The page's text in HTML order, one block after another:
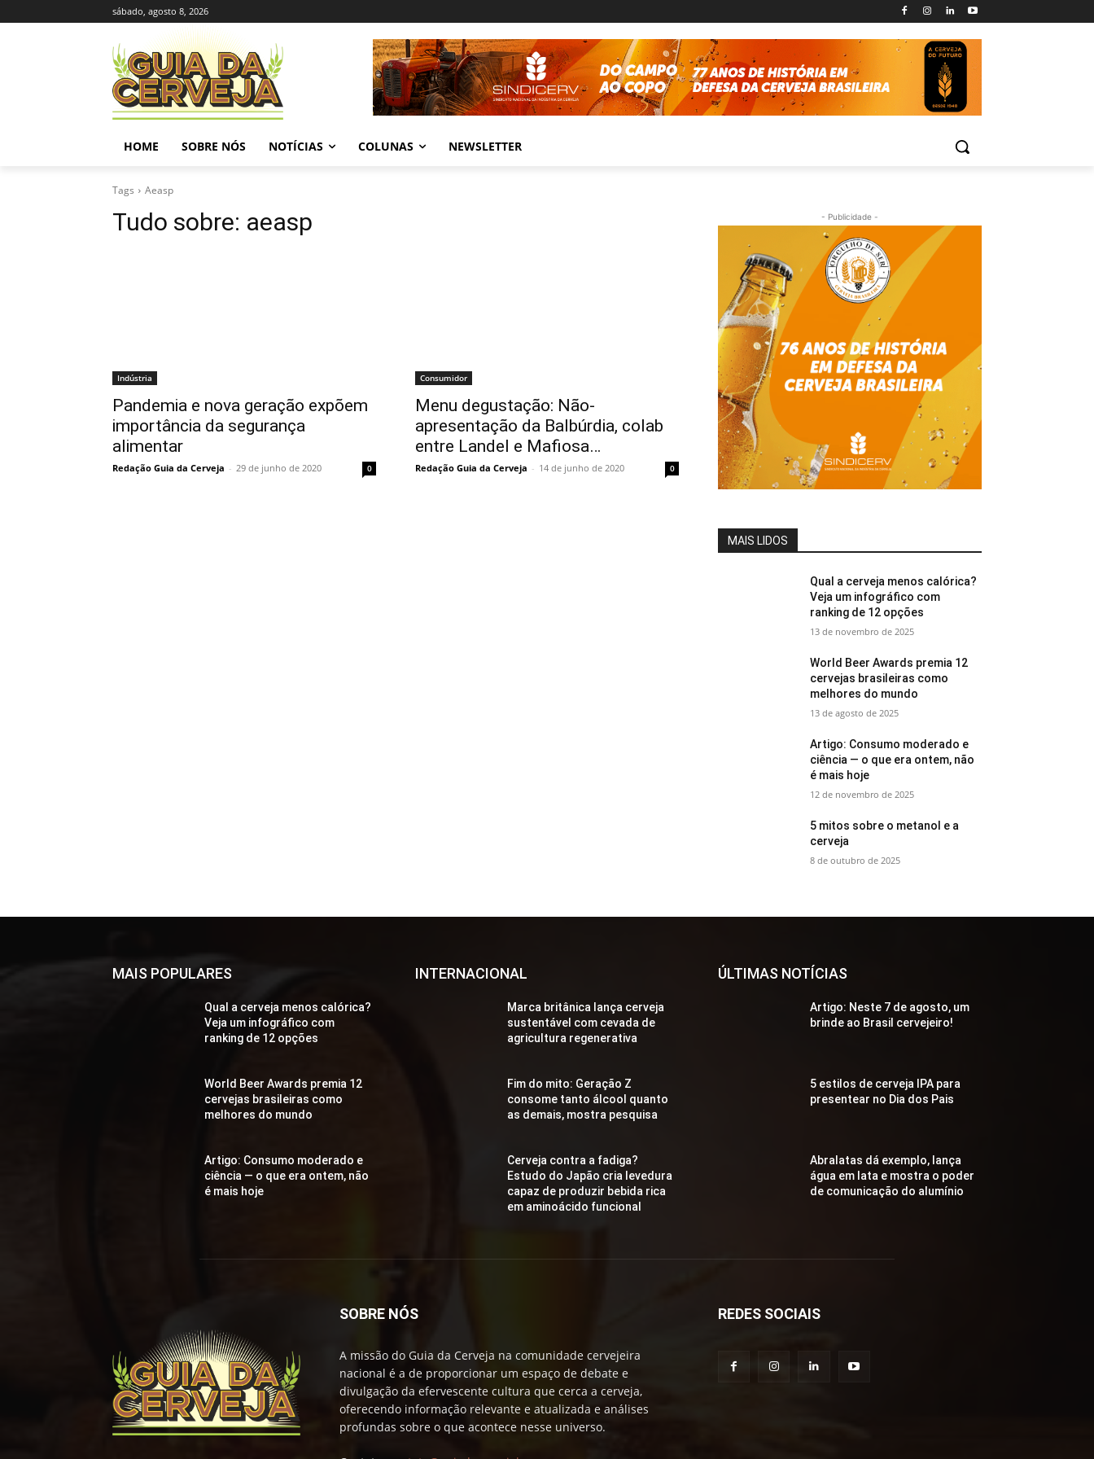
sábado, agosto 8, 2026
HOME SOBRE NÓS NOTÍCIAS COLUNAS NEWSLETTER
Tags Aeasp
Tudo sobre: aeasp
Indústria
Pandemia e nova geração expõem
importância da segurança
alimentar
Redação Guia da Cerveja - 29 de junho de 2020 0
Consumidor
Menu degustação: Não-
apresentação da Balbúrdia, colab
entre Landel e Mafiosa…
Redação Guia da Cerveja - 14 de junho de 2020 0
- Publicidade -
MAIS LIDOS
Qual a cerveja menos calórica?
Veja um infográfico com
ranking de 12 opções
13 de novembro de 2025
World Beer Awards premia 12
cervejas brasileiras como
melhores do mundo
13 de agosto de 2025
Artigo: Consumo moderado e
ciência — o que era ontem, não
é mais hoje
12 de novembro de 2025
5 mitos sobre o metanol e a
cerveja
8 de outubro de 2025
MAIS POPULARES
Qual a cerveja menos calórica?
Veja um infográfico com
ranking de 12 opções
World Beer Awards premia 12
cervejas brasileiras como
melhores do mundo
Artigo: Consumo moderado e
ciência — o que era ontem, não
é mais hoje
INTERNACIONAL
Marca britânica lança cerveja
sustentável com cevada de
agricultura regenerativa
Fim do mito: Geração Z
consome tanto álcool quanto
as demais, mostra pesquisa
Cerveja contra a fadiga?
Estudo do Japão cria levedura
capaz de produzir bebida rica
em aminoácido funcional
ÚLTIMAS NOTÍCIAS
Artigo: Neste 7 de agosto, um
brinde ao Brasil cervejeiro!
5 estilos de cerveja IPA para
presentear no Dia dos Pais
Abralatas dá exemplo, lança
água em lata e mostra o poder
de comunicação do alumínio
SOBRE NÓS
A missão do Guia da Cerveja na comunidade cervejeira
nacional é a de proporcionar um espaço de debate e
divulgação da efervescente cultura que cerca a cerveja,
oferecendo informação relevante e atualizada e análises
profundas sobre o que acontece nesse universo.
REDES SOCIAIS